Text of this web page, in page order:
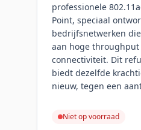
professionele
Point, speciaal
bedrijfsnetwerken
aan hoge
connectiviteit. Dit
biedt dezelfde
nieuw, tegen een
Niet op voorraad